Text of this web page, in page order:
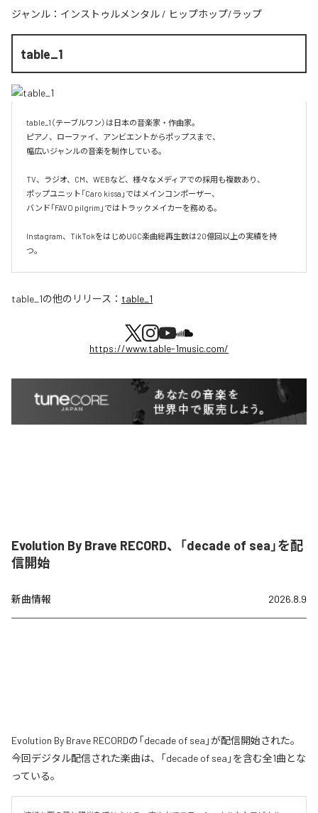
ジャンル： インストゥルメンタル / ヒップホップ/ラップ
table_1
table_1（テーブルワン）は日本の音楽家・作曲家。
ピアノ、ローファイ、アンビエントからポップスまで、
幅広いジャンルの音楽を制作している。
TV、ラジオ、CM、WEBなど、様々なメディアでの採用も複数あり、
ポップユニット「Caro kissa」ではメインコンポーザー、
バンド「FAVO pilgrim」ではトラックメイカーを務める。
Instagram、TikTokをはじめUGC楽曲総再生数は20億回以上の実績を持
つ。
table_1の他のリリース： table_1
https://www.table-1music.com/
Evolution By Brave RECORD、「decade of sea」を配
信開始
新曲情報 2026.8.9
Evolution By Brave RECORDの「decade of sea」が配信開始された。
今回デジタル配信された楽曲は、「decade of sea」を含む全1曲とな
っている。